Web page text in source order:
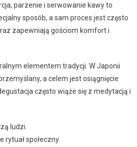
parzenie i serwowanie kawy to
sposób, a sam proces jest często
zapewniają gościom komfort i
elementem tradycji. W Japonii
a celem jest osiągnięcie
często wiąże się z medytacją i
ludzi.
społeczny.